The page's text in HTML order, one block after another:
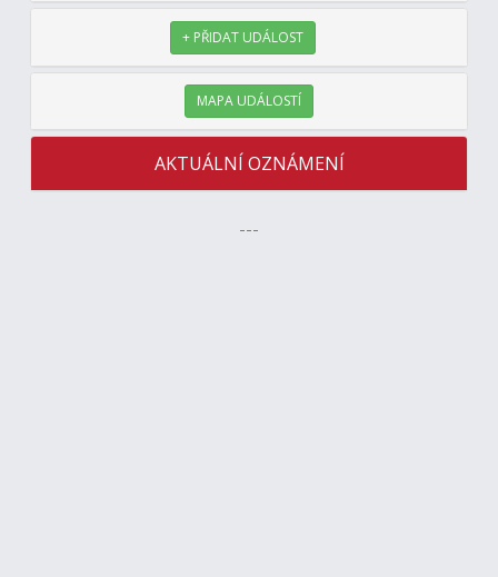
+ PŘIDAT UDÁLOST
MAPA UDÁLOSTÍ
AKTUÁLNÍ OZNÁMENÍ
---